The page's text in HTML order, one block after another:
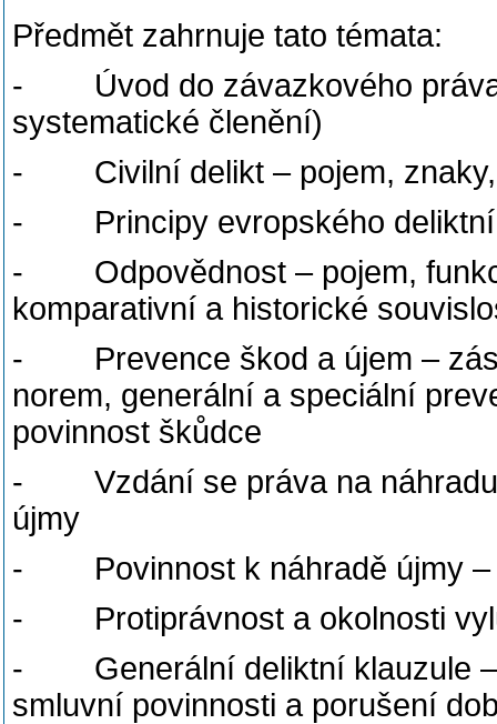
Předmět zahrnuje tato témata:
- Úvod do závazkového práva
systematické členění)
- Civilní delikt – pojem, znaky,
- Principy evropského
- Odpovědnost – pojem,
komparativní a historické
- Prevence škod a újem –
norem, generální a speciální
povinnost škůdce
- Vzdání se práva na náhradu
újmy
- Povinnost k náhradě újmy –
- Protiprávnost a okolnosti
- Generální deliktní klauzule –
smluvní povinnosti a porušení